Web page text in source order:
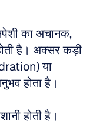
का अचानक,
है। अक्सर कड़ी
या
होता है।
होती है।